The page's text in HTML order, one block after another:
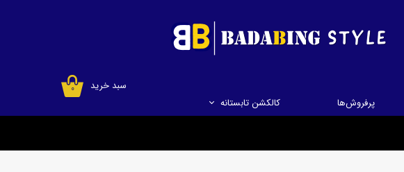
۰ سبد خرید
پرفروش‌ها کالکشن تابستانه